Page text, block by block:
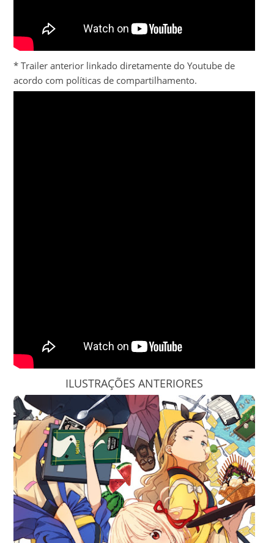
* Trailer anterior linkado diretamente do Youtube de
acordo com políticas de compartilhamento.
ILUSTRAÇÕES ANTERIORES